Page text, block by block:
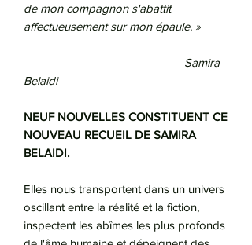
de mon compagnon s'abattit
affectueusement sur mon épaule. »
Samira
Belaidi
NEUF NOUVELLES CONSTITUENT CE
NOUVEAU RECUEIL DE SAMIRA
BELAIDI.
Elles nous transportent dans un univers
oscillant entre la réalité et la fiction,
inspectent les abîmes les plus profonds